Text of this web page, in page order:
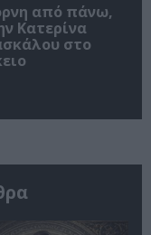
από πάνω,
Κατερίνα
στο